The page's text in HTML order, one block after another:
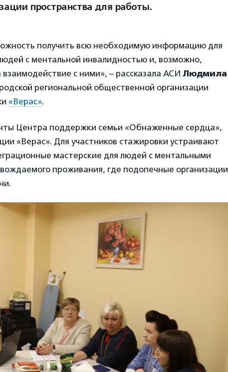
пространства для работы.
получить всю необходимую информацию для
с ментальной инвалидностью и, возможно,
взаимодействие с ними», – рассказала АСИ Людмила
региональной общественной организации
«Верас».
Центра поддержки семьи «Обнаженные сердца»,
«Верас». Для участников стажировки устраивают
мастерские для людей с ментальными
проживания, где подопечные организации